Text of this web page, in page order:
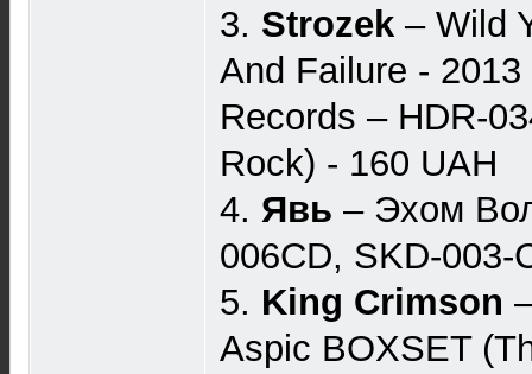
3. Strozek ‎– Wild
And Failure -
Records ‎– HDR-
Rock) - 160 UAH
4. Явь – Эхом
006CD, SKD-003-
5. King Crimson
Aspic BOXSET